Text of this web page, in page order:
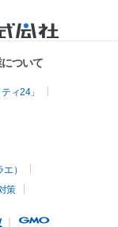
ついて
ィ24」
）
策